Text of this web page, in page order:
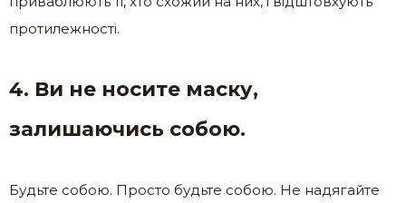
протилежності.
4. Ви не носите маску,
залишаючись собою.
Будьте собою. Просто будьте собою. Не надягайте